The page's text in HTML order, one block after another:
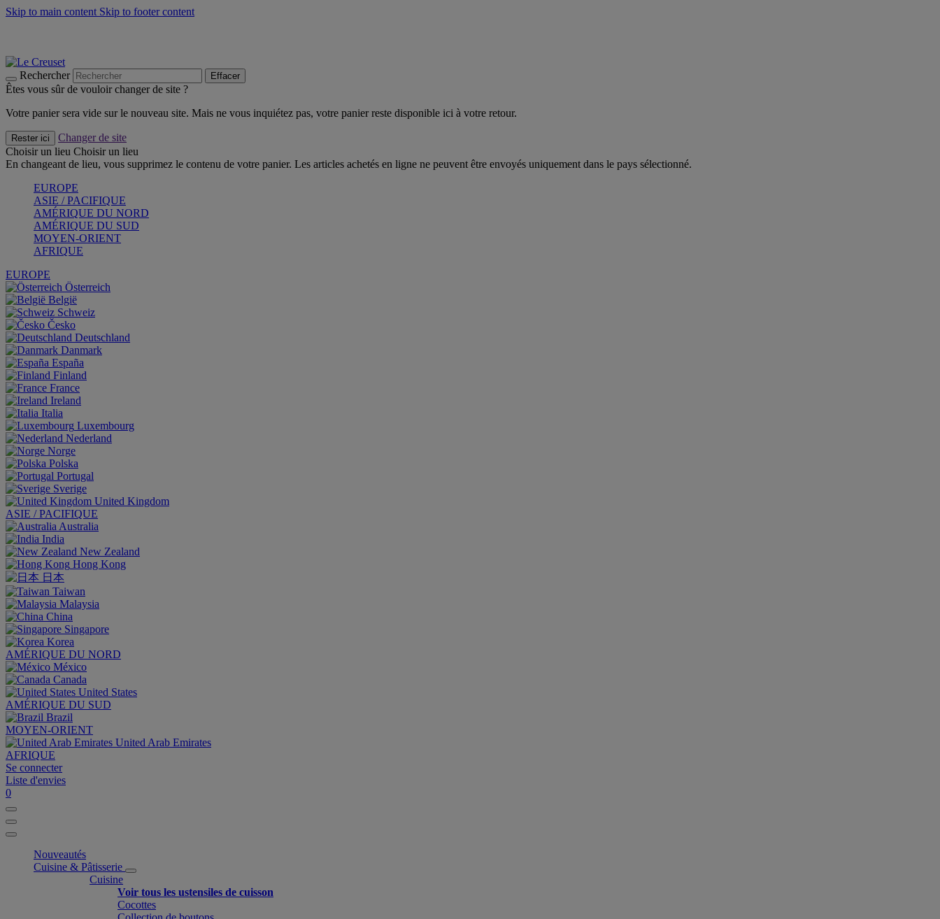
Skip to main content Skip to footer content
Rechercher Effacer
Êtes vous sûr de vouloir changer de site ?
Votre panier sera vide sur le nouveau site. Mais ne vous inquiétez pas, votre panier reste disponible ici à votre retour.
Rester ici
Changer de site
Choisir un lieu Choisir un lieu
En changeant de lieu, vous supprimez le contenu de votre panier. Les articles achetés en ligne ne peuvent être envoyés uniquement dans le pays sélectionné.
EUROPE
ASIE / PACIFIQUE
AMÉRIQUE DU NORD
AMÉRIQUE DU SUD
MOYEN-ORIENT
AFRIQUE
EUROPE
Österreich
België
Schweiz
Česko
Deutschland
Danmark
España
Finland
France
Ireland
Italia
Luxembourg
Nederland
Norge
Polska
Portugal
Sverige
United Kingdom
ASIE / PACIFIQUE
Australia
India
New Zealand
Hong Kong
日本
Taiwan
Malaysia
China
Singapore
Korea
AMÉRIQUE DU NORD
México
Canada
United States
AMÉRIQUE DU SUD
Brazil
MOYEN-ORIENT
United Arab Emirates
AFRIQUE
Se connecter
Liste d'envies
0
Nouveautés
Cuisine & Pâtisserie
Cuisine
Voir tous les ustensiles de cuisson
Cocottes